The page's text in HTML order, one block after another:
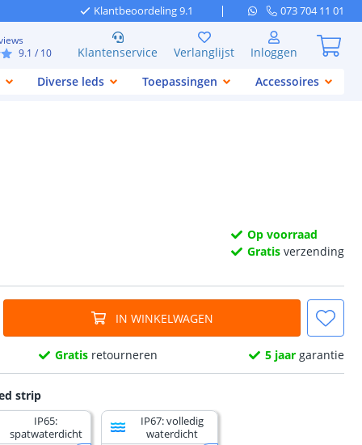
Klantbeoordeling 9.1 073 704 11 01
9.1 / 10 Klantenservice Verlanglijst
Inloggen
Diverse leds Toepassingen Accessoires
Op voorraad
Gratis verzending
IN WINKELWAGEN
Gratis retourneren 5 jaargarantie
strip
IP65:
spatwaterdicht
IP67: volledig
waterdicht